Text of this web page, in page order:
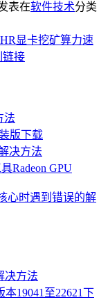
表在软件技术分类
显卡挖矿算力速
链接
法
版下载
决方法
Radeon GPU
心时遇到错误的解
决方法
19041至22621下